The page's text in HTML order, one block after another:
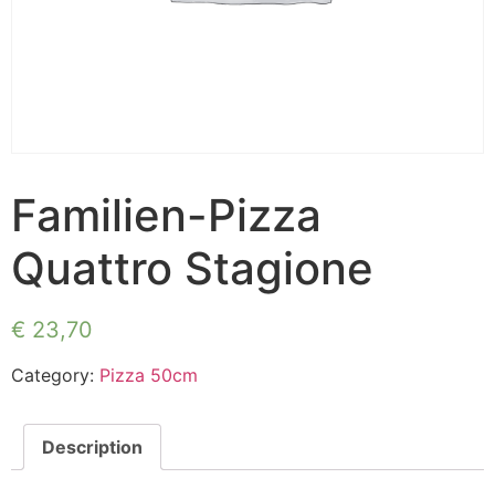
Familien-Pizza
Quattro Stagione
€ 23,70
Category: Pizza 50cm
Description